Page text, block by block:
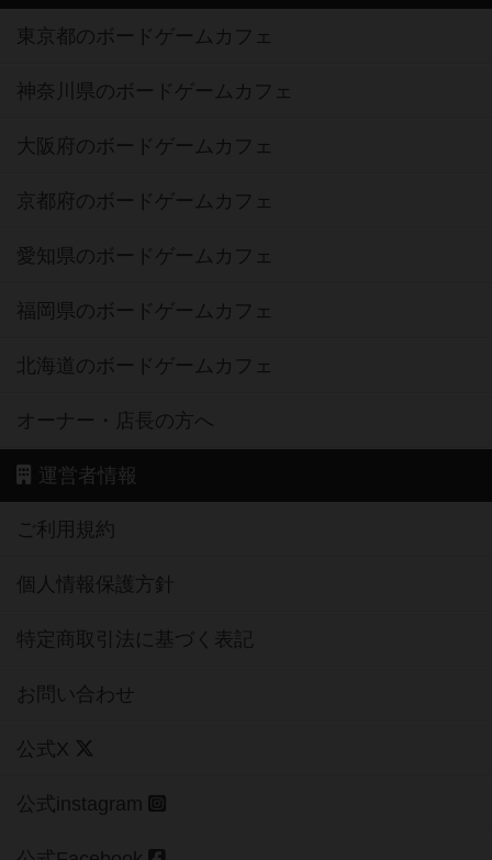
東京都のボードゲームカフェ
神奈川県のボードゲームカフェ
大阪府のボードゲームカフェ
京都府のボードゲームカフェ
愛知県のボードゲームカフェ
福岡県のボードゲームカフェ
北海道のボードゲームカフェ
オーナー・店長の方へ
運営者情報
ご利用規約
個人情報保護方針
特定商取引法に基づく表記
お問い合わせ
公式X
公式instagram